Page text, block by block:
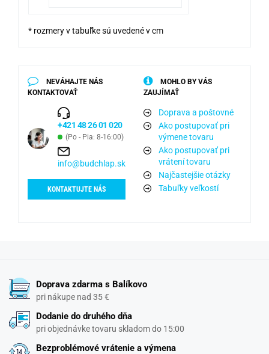
* rozmery v tabuľke sú uvedené v cm
NEVÁHAJTE NÁS
KONTAKTOVAŤ
+421 48 26 01 020
(Po - Pia: 8-16:00)
info@budchlap.sk
KONTAKTUJTE NÁS
MOHLO BY VÁS
ZAUJÍMAŤ
Doprava a poštovné
Ako postupovať pri
výmene tovaru
Ako postupovať pri
vrátení tovaru
Najčastejšie otázky
Tabuľky veľkostí
Doprava zdarma s Balíkovo
pri nákupe nad 35 €
Dodanie do druhého dňa
pri objednávke tovaru skladom do 15:00
Bezproblémové vrátenie a výmena